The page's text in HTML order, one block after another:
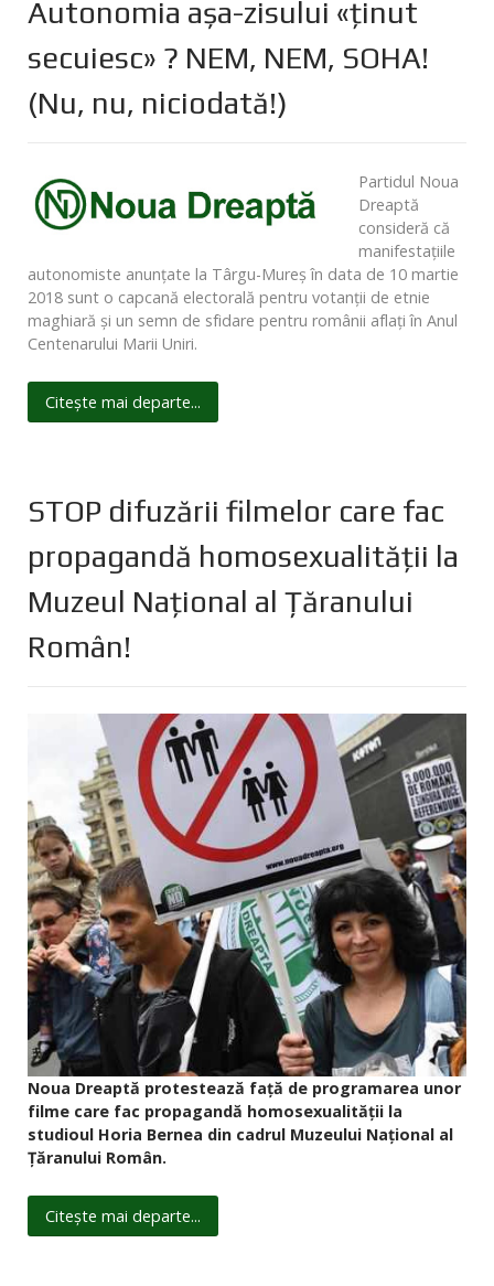
Autonomia aşa-zisului «ţinut
secuiesc» ? NEM, NEM, SOHA!
(Nu, nu, niciodată!)
Partidul Noua
Dreaptă
consideră că
manifestaţiile
autonomiste anunţate la Târgu-Mureş în data de 10 martie
2018 sunt o capcană electorală pentru votanţii de etnie
maghiară şi un semn de sfidare pentru românii aflaţi în Anul
Centenarului Marii Uniri.
Citește mai departe...
STOP difuzării filmelor care fac
propagandă homosexualității la
Muzeul Național al Țăranului
Român!
Noua Dreaptă protestează față de programarea unor
filme care fac propagandă homosexualității la
studioul Horia Bernea din cadrul Muzeului Național al
Țăranului Român.
Citește mai departe...